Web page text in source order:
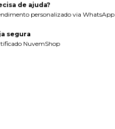
de ajuda?
personalizado via WhatsApp
segura
NuvemShop